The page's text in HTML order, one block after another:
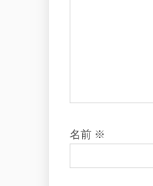
名前 ※